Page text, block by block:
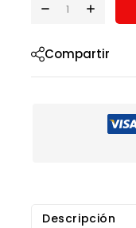
Compartir
Descripción